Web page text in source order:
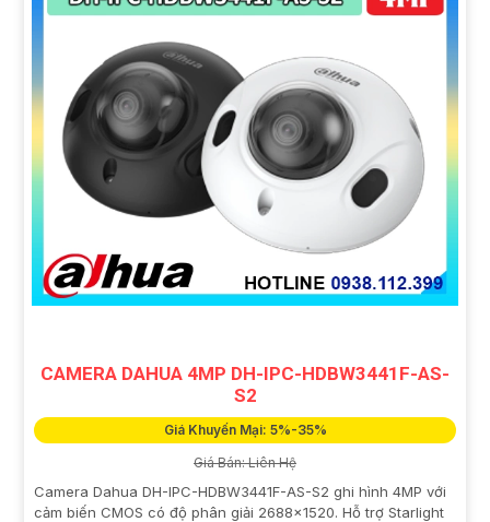
CAMERA DAHUA 4MP DH-IPC-HDBW3441F-AS-
S2
Giá Khuyến Mại: 5%-35%
Giá Bán: Liên Hệ
Camera Dahua DH-IPC-HDBW3441F-AS-S2 ghi hình 4MP với
cảm biến CMOS có độ phân giải 2688×1520. Hỗ trợ Starlight